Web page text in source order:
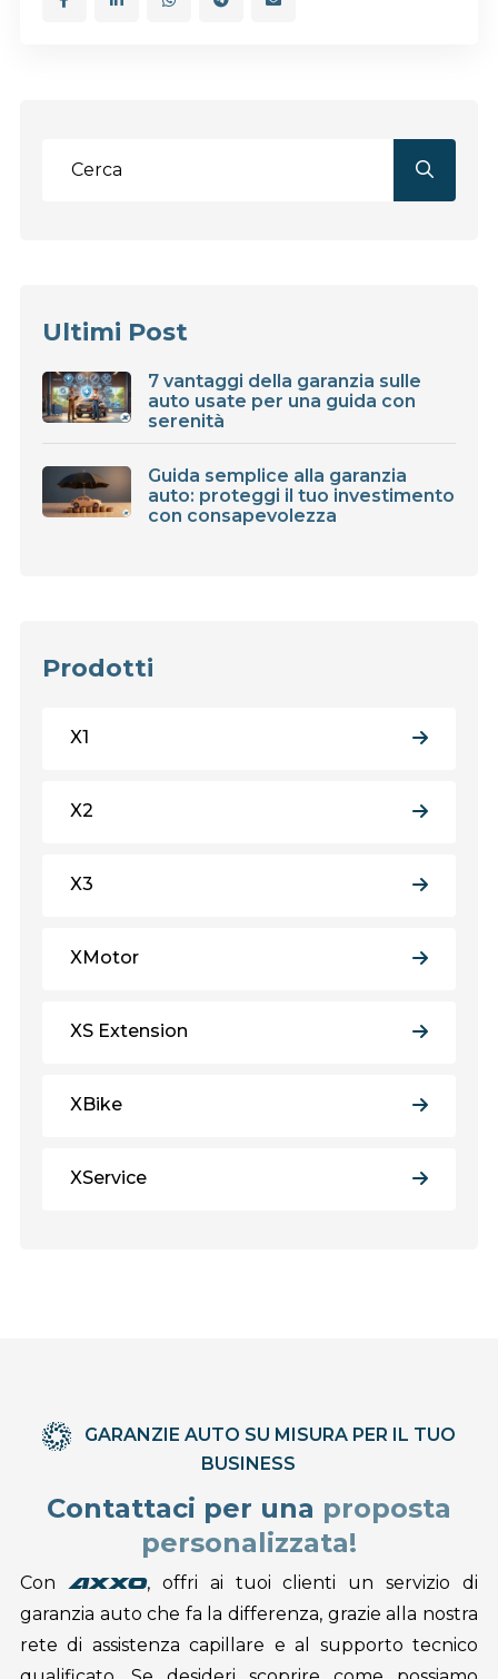
Ultimi Post
7 vantaggi della garanzia sulle
auto usate per una guida con
serenità
Guida semplice alla garanzia
auto: proteggi il tuo investimento
con consapevolezza
Prodotti
X1
X2
X3
XMotor
XS Extension
XBike
XService
GARANZIE AUTO SU MISURA PER IL TUO
BUSINESS
Contattaci per una proposta
personalizzata!
Con axxo, offri ai tuoi clienti un servizio di
garanzia auto che fa la differenza, grazie alla nostra
rete di assistenza capillare e al supporto tecnico